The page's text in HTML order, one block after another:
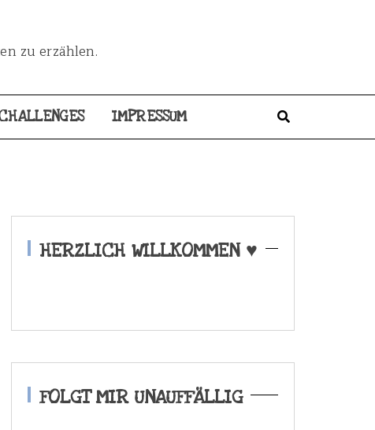
zu erzählen.
IMPRESSUM
HERZLICH WILLKOMMEN ♥
FOLGT MIR UNAUFFÄLLIG